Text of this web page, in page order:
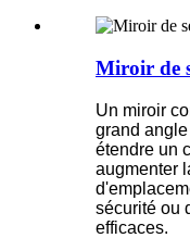
Miroir de
Un miroir
grand
étendre un
augmenter
sécurité ou
efficaces.